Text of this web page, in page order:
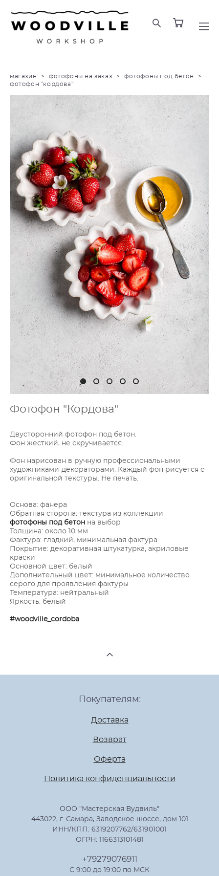
магазин > фотофоны на заказ > фотофоны под бетон
>
фотофон "кордова"
Фотофон "Кордова"
Двусторонний фотофон под бетон.
Фон жесткий, не скручивается.
Фон нарисован в ручную профессиональными
художниками-декораторами. Каждый фон рисуется с
оригинальной текстуры. Не печать.
Основа: фанера
Обратная сторона: текстура из коллекции
фотофоны под бетон на выбор
Толщина: около 10 мм
Фактура: гладкий, минимальная фактура
Покрытие: декоративная штукатурка, акриловые
краски
Основной цвет: белый
Дополнительный цвет: минимальное количество
серого для проявления фактуры
Температура: нейтральный
Яркость: белый
#woodville_cordoba
Покупателям:
Доставка
Возврат
Оферта
Политика конфиденциальности
ООО "Мастерская Вудвиль"
443022, г. Самара, Заводское шоссе, дом 101
ИНН/КПП: 6319207762/631901001
ОГРН: 1166313101481
+79279076911
С 9:00 до 19:00 по МСК